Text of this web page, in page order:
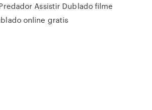
Assistir Dublado filme
online gratis